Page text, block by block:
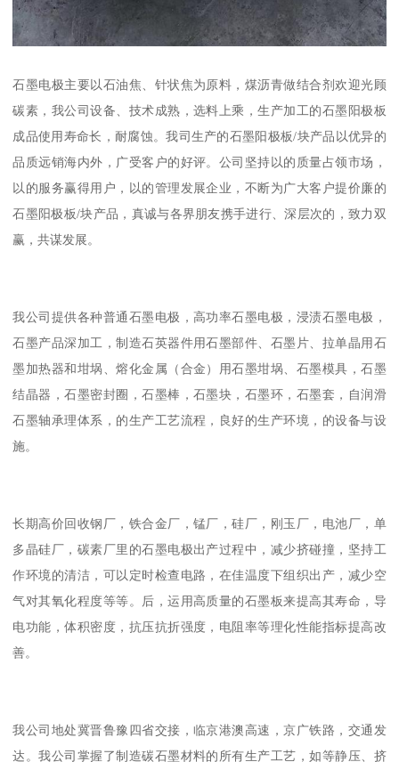
石墨电极主要以石油焦、针状焦为原料，煤沥青做结合剂欢迎光顾
碳素，我公司设备、技术成熟，选料上乘，生产加工的石墨阳极板
成品使用寿命长，耐腐蚀。我司生产的石墨阳极板/块产品以优异的
品质远销海内外，广受客户的好评。公司坚持以的质量占领市场，
以的服务赢得用户，以的管理发展企业，不断为广大客户提价廉的
石墨阳极板/块产品，真诚与各界朋友携手进行、深层次的，致力双
赢，共谋发展。
我公司提供各种普通石墨电极，高功率石墨电极，浸渍石墨电极，
石墨产品深加工，制造石英器件用石墨部件、石墨片、拉单晶用石
墨加热器和坩埚、熔化金属（合金）用石墨坩埚、石墨模具，石墨
结晶器，石墨密封圈，石墨棒，石墨块，石墨环，石墨套，自润滑
石墨轴承理体系，的生产工艺流程，良好的生产环境，的设备与设
施。
长期高价回收钢厂，铁合金厂，锰厂，硅厂，刚玉厂，电池厂，单
多晶硅厂，碳素厂里的石墨电极出产过程中，减少挤碰撞，坚持工
作环境的清洁，可以定时检查电路，在佳温度下组织出产，减少空
气对其氧化程度等等。后，运用高质量的石墨板来提高其寿命，导
电功能，体积密度，抗压抗折强度，电阻率等理化性能指标提高改
善。
我公司地处冀晋鲁豫四省交接，临京港澳高速，京广铁路，交通发
达。我公司掌握了制造碳石墨材料的所有生产工艺，如等静压、挤